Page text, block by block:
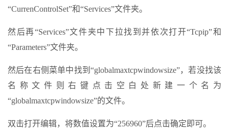
“CurrenControlSet”和“Services”文件夹。
然后再“Services”文件夹中下拉找到并依次打开“Tcpip”和
“Parameters”文件夹。
然后在右侧菜单中找到“globalmaxtcpwindowsize”，若没找该
名称文件则右键点击空白处新建一个名为
“globalmaxtcpwindowsize”的文件。
双击打开编辑，将数值设置为“256960”后点击确定即可。